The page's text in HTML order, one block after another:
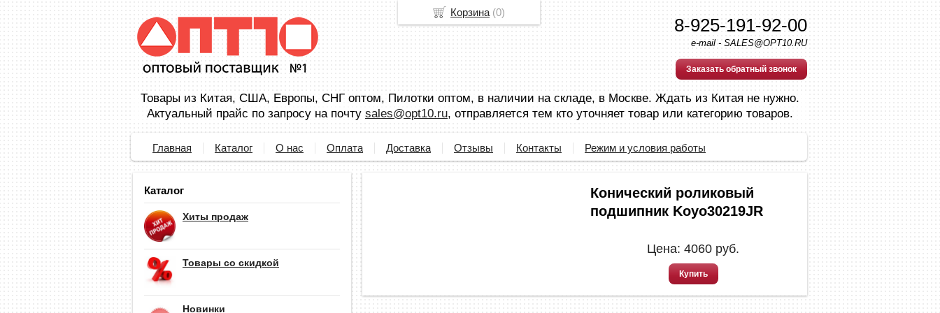
8-925-191-92-00
e-mail - SALES@OPT10.RU
Заказать обратный звонок
Товары из Китая, США, Европы, СНГ оптом, Пилотки оптом, в наличии на складе, в Москве. Ждать из Китая не нужно.
Актуальный прайс по запросу на почту sales@opt10.ru, отправляется тем кто уточняет товар или категорию товаров.
Главная Каталог О нас Оплата Доставка Отзывы Контакты Режим и условия работы
Каталог
Хиты продаж
Товары со скидкой
Новинки
Конический роликовый
подшипник Koyo30219JR
Цена: 4060 руб.
Купить
Корзина (0)